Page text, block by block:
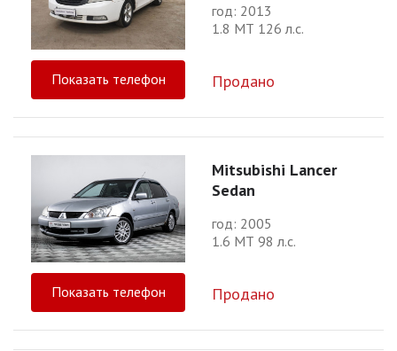
год: 2013
1.8 МТ 126 л.с.
Показать телефон Продано
Mitsubishi Lancer
Sedan
год: 2005
1.6 МТ 98 л.с.
Показать телефон Продано